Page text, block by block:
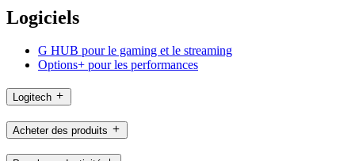
Logiciels
G HUB pour le gaming et le streaming
Options+ pour les performances
Logitech
Acheter des produits